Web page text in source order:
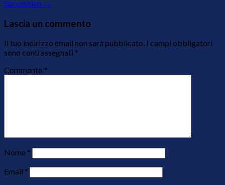
Successivo →
Lascia un commento
Il tuo indirizzo email non sarà pubblicato. I campi obbligatori
sono contrassegnati *
Commento *
Nome *
Email *